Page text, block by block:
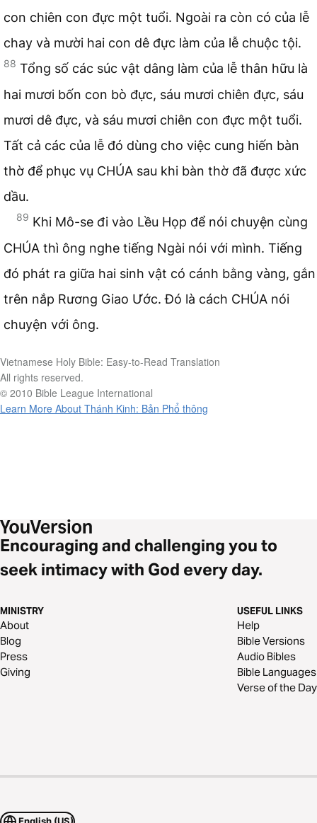
con chiên con đực một tuổi. Ngoài ra còn có của lễ
chay và mười hai con dê đực làm của lễ chuộc tội.
88 Tổng số các súc vật dâng làm của lễ thân hữu là
hai mươi bốn con bò đực, sáu mươi chiên đực, sáu
mươi dê đực, và sáu mươi chiên con đực một tuổi.
Tất cả các của lễ đó dùng cho việc cung hiến bàn
thờ để phục vụ CHÚA sau khi bàn thờ đã được xức
dầu.
89 Khi Mô-se đi vào Lều Họp để nói chuyện cùng
CHÚA thì ông nghe tiếng Ngài nói với mình. Tiếng
đó phát ra giữa hai sinh vật có cánh bằng vàng, gắn
trên nắp Rương Giao Ước. Đó là cách CHÚA nói
chuyện với ông.
Vietnamese Holy Bible: Easy-to-Read Translation
All rights reserved.
© 2010 Bible League International
Learn More About Thánh Kinh: Bản Phổ thông
Encouraging and challenging you to
seek intimacy with God every day.
MINISTRY
About
Blog
Press
Giving
USEFUL LINKS
Help
Bible Versions
Audio Bibles
Bible Languages
Verse of the Day